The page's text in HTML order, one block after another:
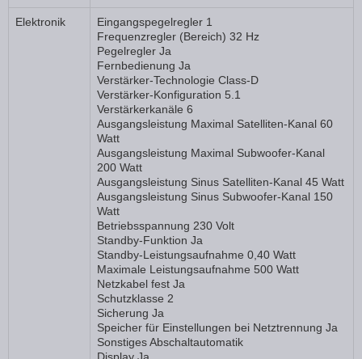
Elektronik
Eingangspegelregler 1
Frequenzregler (Bereich) 32 Hz
Pegelregler Ja
Fernbedienung Ja
Verstärker-Technologie Class-D
Verstärker-Konfiguration 5.1
Verstärkerkanäle 6
Ausgangsleistung Maximal Satelliten-Kanal 60
Watt
Ausgangsleistung Maximal Subwoofer-Kanal
200 Watt
Ausgangsleistung Sinus Satelliten-Kanal 45 Watt
Ausgangsleistung Sinus Subwoofer-Kanal 150
Watt
Betriebsspannung 230 Volt
Standby-Funktion Ja
Standby-Leistungsaufnahme 0,40 Watt
Maximale Leistungsaufnahme 500 Watt
Netzkabel fest Ja
Schutzklasse 2
Sicherung Ja
Speicher für Einstellungen bei Netztrennung Ja
Sonstiges Abschaltautomatik